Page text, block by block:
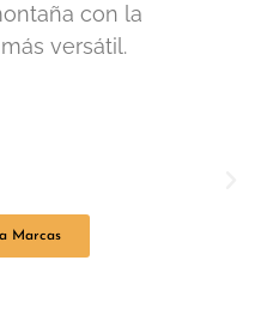
con la
versátil.
Marcas